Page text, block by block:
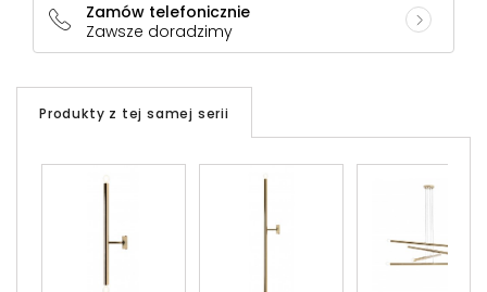
Zamów telefonicznie
Zawsze doradzimy
Produkty z tej samej serii